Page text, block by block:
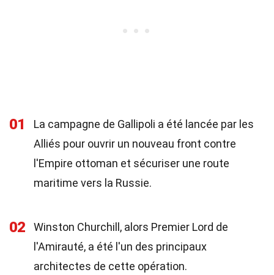
01
La campagne de Gallipoli a été lancée par les
Alliés pour ouvrir un nouveau front contre
l'Empire ottoman et sécuriser une route
maritime vers la Russie.
02
Winston Churchill, alors Premier Lord de
l'Amirauté, a été l'un des principaux
architectes de cette opération.